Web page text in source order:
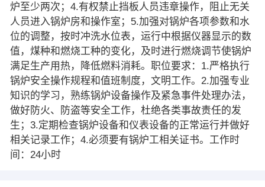
炉至少两次；4.有权禁止挡板人员违章操作，阻止无关
人员进入锅炉房和操作室；5.加强对锅炉各项参数和水
位的调整，按时冲洗水位表，运行中根据仪器显示的数
值，煤种和燃烧工种的变化，及时进行燃烧调节使锅炉
满足生产用热，降低燃料消耗。职位要求：1.严格执行
锅炉安全操作规程和值班制度，文明工作。2.加强专业
知识的学习，熟练锅炉设备操作及紧急事件处理办法，
做好防火、防盗等安全工作，杜绝各类事故责任的发
生；3.定期检查锅炉设备和仪表设备的正常运行并做好
相关记录工作；4.必须要有锅炉工相关证书。工作时
间：24小时